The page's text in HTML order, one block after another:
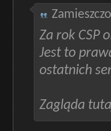
Za rok CSP
Jest to
ostatnich
Zagląda